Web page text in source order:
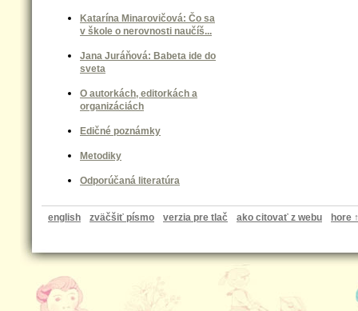
Katarína Minarovičová: Čo sa
v škole o nerovnosti naučíš...
Jana Juráňová: Babeta ide do
sveta
O autorkách, editorkách a
organizáciách
Edičné poznámky
Metodiky
Odporúčaná literatúra
english zväčšiť písmo verzia pre tlač ako citovať z webu hore ↑